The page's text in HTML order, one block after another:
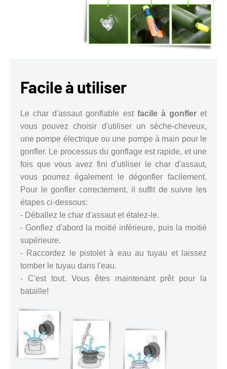
Facile à utiliser
Le char d'assaut gonflable est facile à gonfleret
vous pouvez choisir d'utiliser un sèche-cheveux,
une pompe électrique ou une pompe à main pour le
gonfler. Le processus du gonflage est rapide, et une
fois que vous avez fini d'utiliser le char d'assaut,
vous pourrez également le dégonfler facilement.
Pour le gonfler correctement, il suffit de suivre les
étapes ci-dessous:
- Déballez le char d'assaut et étalez-le.
- Gonflez d'abord la moitié inférieure, puis la moitié
supérieure.
- Raccordez le pistolet à eau au tuyau et laissez
tomber le tuyau dans l'eau.
- C'est tout. Vous êtes maintenant prêt pour la
bataille!